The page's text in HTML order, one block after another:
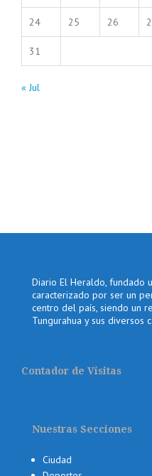
24 25 26
31
« Jul
Diario El Heraldo, fundado
caracterizado por ser un
centro del país, siendo un
Tungurahua y sus diversos
Contador de Visitas
Nuestras Secciones
Ciudad